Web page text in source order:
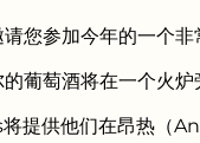
您参加今年的一个
的葡萄酒将在一个火
提供他们在昂热（